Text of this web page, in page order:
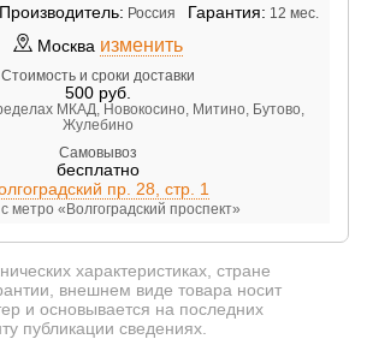
Производитель: Россия Гарантия: 12 мес.
Москва изменить
Стоимость и сроки доставки
500руб.
МКАД, Новокосино, Митино, Бутово,
Жулебино
Самовывоз
бесплатно
пр. 28, стр. 1
метро «Волгоградский проспект»
характеристиках, стране
внешнем виде товара носит
и основывается на последних
публикации сведениях.